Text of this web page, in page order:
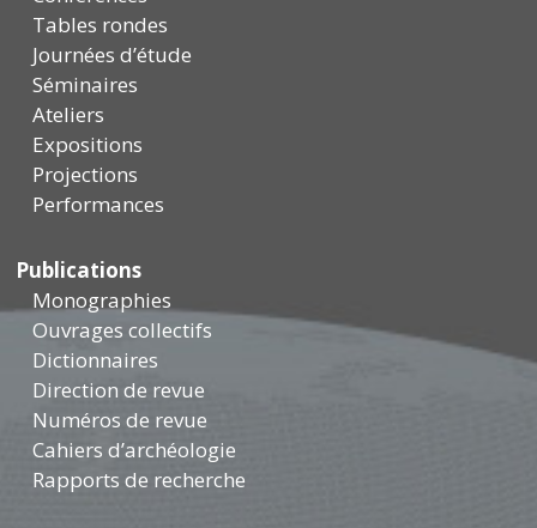
Tables rondes
Journées d’étude
Séminaires
Ateliers
Expositions
Projections
Performances
Publications
Monographies
Ouvrages collectifs
Dictionnaires
Direction de revue
Numéros de revue
Cahiers d’archéologie
Rapports de recherche